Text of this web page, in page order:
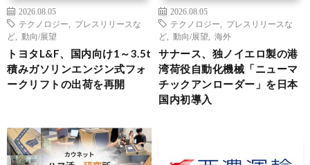
2026.08.05
テクノロジー
プレスリリースな
ど
動向/展望
トヨタL&F、国内向け1～3.5t
積みガソリンエンジン式フォ
ークリフトの出荷を再開
2026.08.05
テクノロジー
プレスリリースな
ど
動向/展望 海外
サナース、独ノイエロ製の港
湾荷役自動化機械「ニューマ
チックアンローダー」を日本
国内初導入